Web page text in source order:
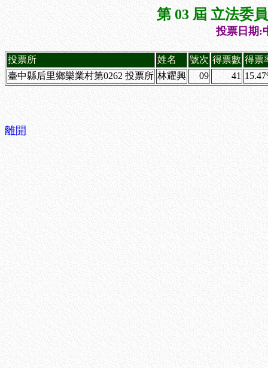
第 03 屆 立法委
投票日期:
投票所 姓名 號次 得票數 得票
臺中縣后里鄉樂業村第0262 投票所 林耀興 09 41
離開